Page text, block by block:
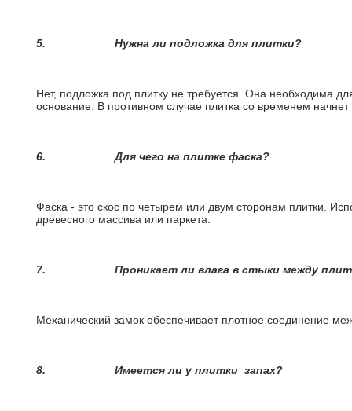
5. Нужна ли подложка для плитки?
Нет, подложка под плитку не требуется. Она необходима
основание. В противном случае плитка со временем
6.Для чего на плитке фаска?
Фаска - это скос по четырем или двум сторонам плитки.
древесного массива или паркета.
7. Проникает ли влага в стыки между
Механический замок обеспечивает плотное соединение
8. Имеется ли у плитки запах?